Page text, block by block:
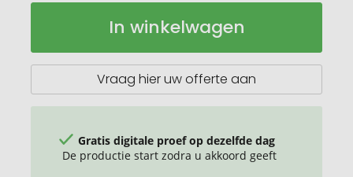
Zonnemelk
(sens.),
Op
In winkelwagen
Vraag hier uw offerte aan
Gratis digitale proef op dezelfde dag
De productie start zodra u akkoord geeft